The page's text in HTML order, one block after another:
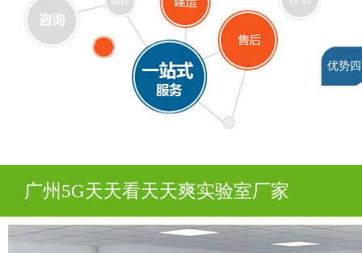
优势四
广州5G天天看天天爽实验室厂家